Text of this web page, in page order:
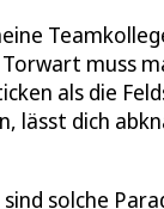
muss
als die
lässt dich
solche